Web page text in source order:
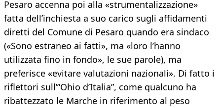
Pesaro accenna poi alla «strumentalizzazione»
fatta dell’inchiesta a suo carico sugli affidamenti
diretti del Comune di Pesaro quando era sindaco
(«Sono estraneo ai fatti», ma «loro l’hanno
utilizzata fino in fondo», le sue parole), ma
preferisce «evitare valutazioni nazionali». Di fatto i
riflettori sull’”Ohio d’Italia”, come qualcuno ha
ribattezzato le Marche in riferimento al peso